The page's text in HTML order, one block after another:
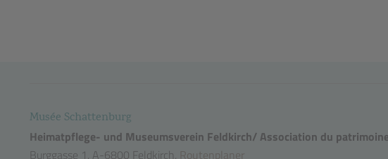
Musée Schattenburg
Heimatpflege- und Museumsverein Feldkirch/ Association du
Burggasse 1, A-6800 Feldkirch, Routenplaner